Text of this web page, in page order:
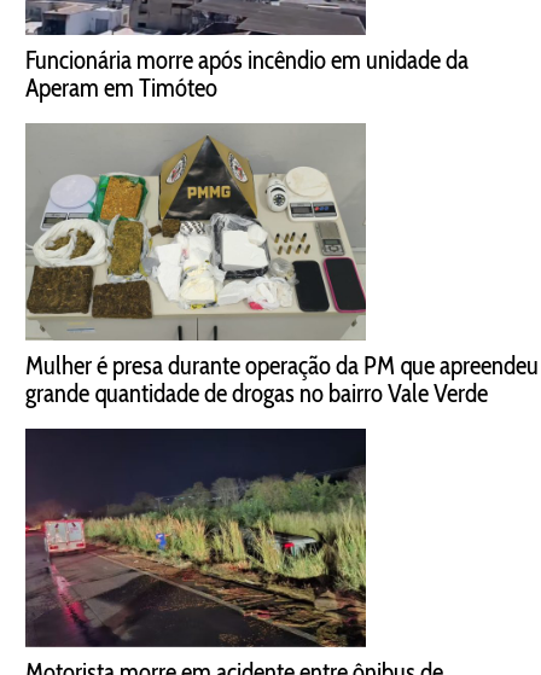
Funcionária morre após incêndio em unidade da
Aperam em Timóteo
Mulher é presa durante operação da PM que apreendeu
grande quantidade de drogas no bairro Vale Verde